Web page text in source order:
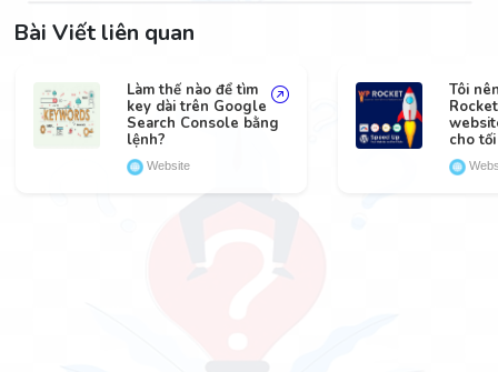
Bài Viết liên quan
Làm thế nào để tìm
key dài trên Google
Search Console bằng
lệnh?
Website
Tôi
cho